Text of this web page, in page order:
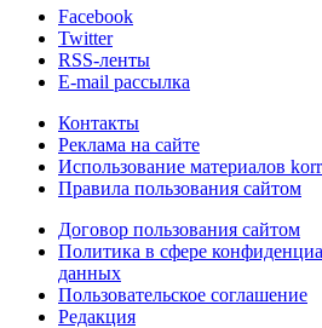
Facebook
Twitter
RSS-ленты
E-mail рассылка
Контакты
Реклама на сайте
Использование материалов
Правила пользования сайтом
Договор пользования сайтом
Политика в сфере
данных
Пользовательское соглашение
Редакция